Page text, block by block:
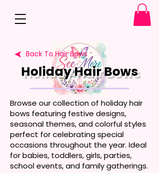
Back To Hair Bows
Holiday Hair Bows
Browse our collection of holiday hair
bows featuring festive designs,
seasonal themes, and colorful styles
perfect for celebrating special
occasions throughout the year. Ideal
for babies, toddlers, girls, parties,
school events, and family gatherings.